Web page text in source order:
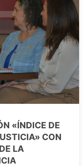
«ÍNDICE DE
CON
LA